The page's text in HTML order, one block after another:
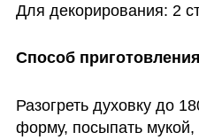
Для декорирования: 2
Cпособ
Разогреть духовку до
форму, посыпать мукой,